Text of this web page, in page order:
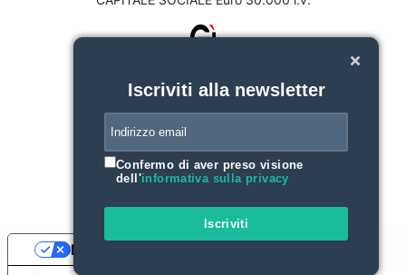
Iscriviti alla newsletter
Confermo di aver preso visione
dell'informativa sulla privacy
Iscriviti
Le tue preferenze relative alla privacy